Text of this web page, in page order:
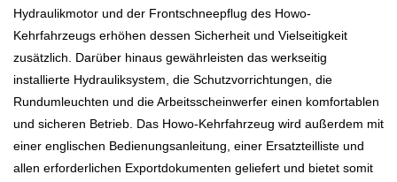
Hydraulikmotor und der Frontschneepflug des Howo-
Kehrfahrzeugs erhöhen dessen Sicherheit und Vielseitigkeit
zusätzlich. Darüber hinaus gewährleisten das werkseitig
installierte Hydrauliksystem, die Schutzvorrichtungen, die
Rundumleuchten und die Arbeitsscheinwerfer einen komfortablen
und sicheren Betrieb. Das Howo-Kehrfahrzeug wird außerdem mit
einer englischen Bedienungsanleitung, einer Ersatzteilliste und
allen erforderlichen Exportdokumenten geliefert und bietet somit